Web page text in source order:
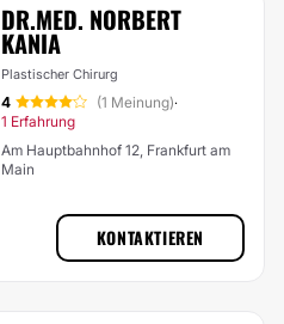
DR.MED. NORBERT
KANIA
Plastischer Chirurg
4 (1 Meinung)·
1 Erfahrung
Am Hauptbahnhof 12, Frankfurt am
Main
KONTAKTIEREN